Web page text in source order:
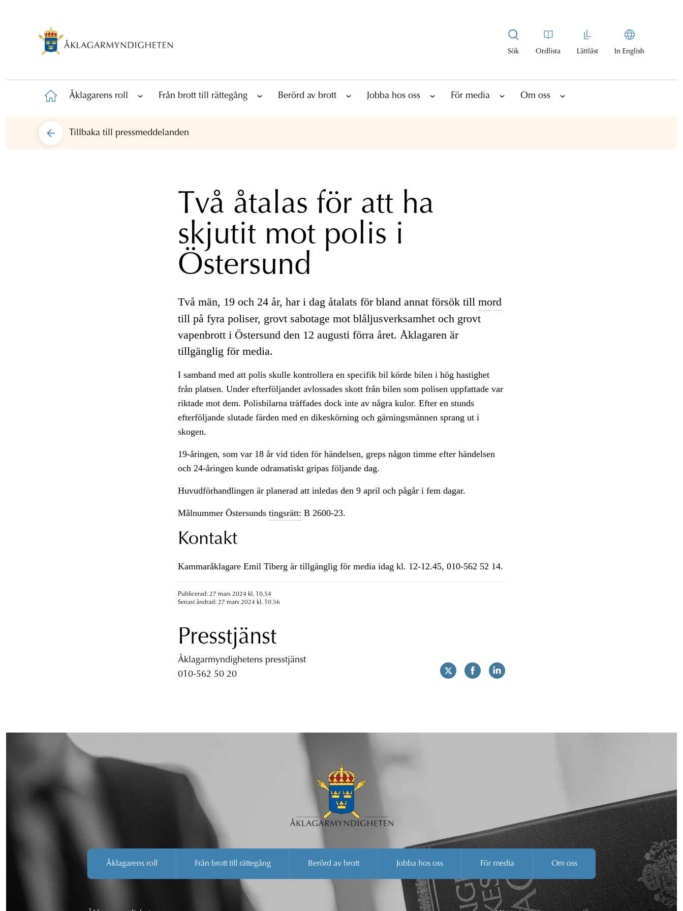
Sök Ordlista Lättläst In English
Åklagarens roll Från brott till rättegång Berörd av brott Jobba hos oss För media Om oss
Tillbaka till pressmeddelanden
Två åtalas för att ha
skjutit mot polis i
Östersund
Två män, 19 och 24 år, har i dag åtalats för bland annat försök till mord
till på fyra poliser, grovt sabotage mot blåljusverksamhet och grovt
vapenbrott i Östersund den 12 augusti förra året. Åklagaren är
tillgänglig för media.
I samband med att polis skulle kontrollera en specifik bil körde bilen i hög hastighet
från platsen. Under efterföljandet avlossades skott från bilen som polisen uppfattade var
riktade mot dem. Polisbilarna träffades dock inte av några kulor. Efter en stunds
efterföljande slutade färden med en dikeskörning och gärningsmännen sprang ut i
skogen.
19-åringen, som var 18 år vid tiden för händelsen, greps någon timme efter händelsen
och 24-åringen kunde odramatiskt gripas följande dag.
Huvudförhandlingen är planerad att inledas den 9 april och pågår i fem dagar.
Målnummer Östersunds tingsrätt: B 2600-23.
Kontakt
Kammaråklagare Emil Tiberg är tillgänglig för media idag kl. 12-12.45, 010-562 52 14.
Publicerad: 27 mars 2024 kl. 10.54
Senast ändrad: 27 mars 2024 kl. 10.56
Presstjänst
Åklagarmyndighetens presstjänst
010-562 50 20
Åklagarens roll Från brott till rättegång Berörd av brott Jobba hos oss För media Om oss